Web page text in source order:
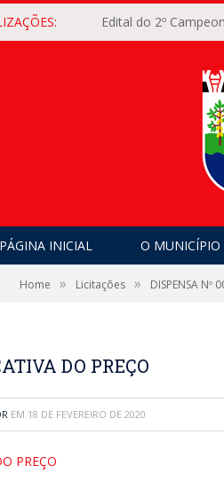
Edital do 2º
PÁGINA INICIAL O MUNICÍPIO
Home » Licitações » DISPENSA Nº
DO PREÇO
EM 18 DE FEVEREIRO DE 2020
PREÇO